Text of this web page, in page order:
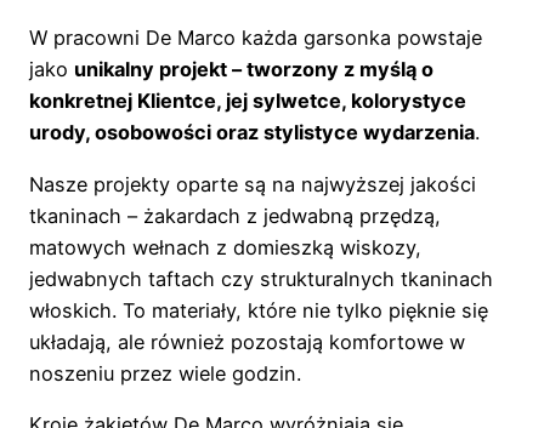
W pracowni De Marco każda garsonka powstaje
jako unikalny projekt – tworzony z myślą o
konkretnej Klientce, jej sylwetce, kolorystyce
urody, osobowości oraz stylistyce wydarzenia.
Nasze projekty oparte są na najwyższej jakości
tkaninach – żakardach z jedwabną przędzą,
matowych wełnach z domieszką wiskozy,
jedwabnych taftach czy strukturalnych tkaninach
włoskich. To materiały, które nie tylko pięknie się
układają, ale również pozostają komfortowe w
noszeniu przez wiele godzin.